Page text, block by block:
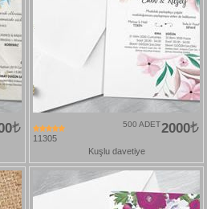
11305
2000
500 ADET
Kuşlu davetiye